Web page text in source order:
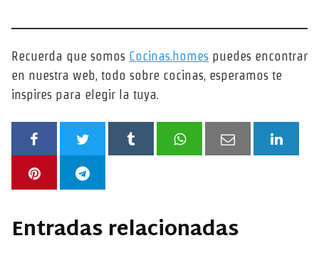
Recuerda que somos Cocinas.homes puedes encontrar
en nuestra web, todo sobre cocinas, esperamos te
inspires para elegir la tuya.
Entradas relacionadas